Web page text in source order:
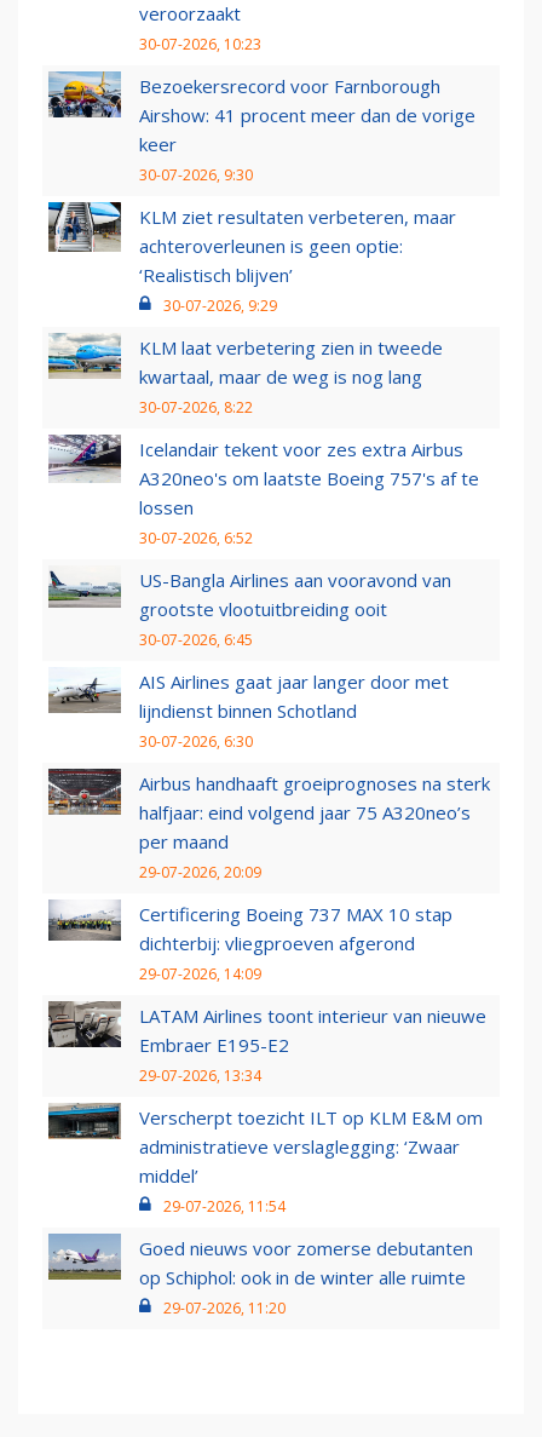
veroorzaakt
30-07-2026, 10:23
Bezoekersrecord voor Farnborough
Airshow: 41 procent meer dan de vorige
keer
30-07-2026, 9:30
KLM ziet resultaten verbeteren, maar
achteroverleunen is geen optie:
‘Realistisch blijven’
30-07-2026, 9:29
KLM laat verbetering zien in tweede
kwartaal, maar de weg is nog lang
30-07-2026, 8:22
Icelandair tekent voor zes extra Airbus
A320neo's om laatste Boeing 757's af te
lossen
30-07-2026, 6:52
US-Bangla Airlines aan vooravond van
grootste vlootuitbreiding ooit
30-07-2026, 6:45
AIS Airlines gaat jaar langer door met
lijndienst binnen Schotland
30-07-2026, 6:30
Airbus handhaaft groeiprognoses na sterk
halfjaar: eind volgend jaar 75 A320neo’s
per maand
29-07-2026, 20:09
Certificering Boeing 737 MAX 10 stap
dichterbij: vliegproeven afgerond
29-07-2026, 14:09
LATAM Airlines toont interieur van nieuwe
Embraer E195-E2
29-07-2026, 13:34
Verscherpt toezicht ILT op KLM E&M om
administratieve verslaglegging: ‘Zwaar
middel’
29-07-2026, 11:54
Goed nieuws voor zomerse debutanten
op Schiphol: ook in de winter alle ruimte
29-07-2026, 11:20